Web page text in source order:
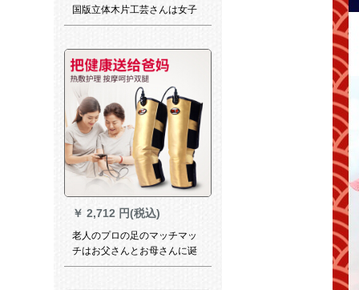
国版立体木片工芸さんは女子
高学年结业四半期记念小学校
エテテの活スペアを书きまし
た。私たちは卒業しました。
￥ 2,712 円(税込)
老人のプロの足のマッチマッ
チはお父さんとお母さんに诞
生日プランです。先生には両